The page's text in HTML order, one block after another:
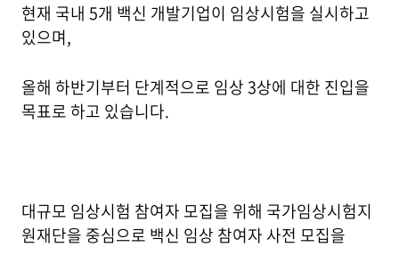
현재 국내 5개 백신 개발기업이 임상시험을 실시하고
있으며,
올해 하반기부터 단계적으로 임상 3상에 대한 진입을
목표로 하고 있습니다.
대규모 임상시험 참여자 모집을 위해 국가임상시험지
원재단을 중심으로 백신 임상 참여자 사전 모집을